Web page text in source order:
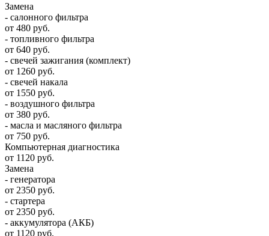
Замена
- салонного фильтра
от 480 руб.
- топливного фильтра
от 640 руб.
- свечей зажигания (комплект)
от 1260 руб.
- свечей накала
от 1550 руб.
- воздушного фильтра
от 380 руб.
- масла и масляного фильтра
от 750 руб.
Компьютерная диагностика
от 1120 руб.
Замена
- генератора
от 2350 руб.
- стартера
от 2350 руб.
- аккумулятора (АКБ)
от 1120 руб.